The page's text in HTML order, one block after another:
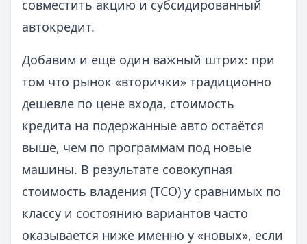
совместить акцию и субсидированный
автокредит.
Добавим и ещё один важный штрих: при
том что рынок «вторички» традиционно
дешевле по цене входа, стоимость
кредита на подержанные авто остаётся
выше, чем по программам под новые
машины. В результате совокупная
стоимость владения (TCO) у сравнимых по
классу и состоянию вариантов часто
оказывается ниже именно у «новых», если